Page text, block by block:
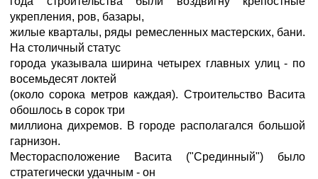
укрепления, ров, базары,
жилые кварталы, ряды ремесленных мастерских, бани.
На столичный статус
города указывала ширина четырех главных улиц - по
восемьдесят локтей
(около сорока метров каждая). Строительство Васита
обошлось в сорок три
миллиона дихремов. В городе располагался большой
гарнизон.
Месторасположение Васита ("Срединный") было
стратегически удачным - он